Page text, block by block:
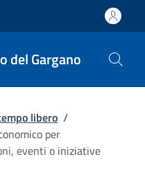
del Gargano
libero /
per
eventi o iniziative